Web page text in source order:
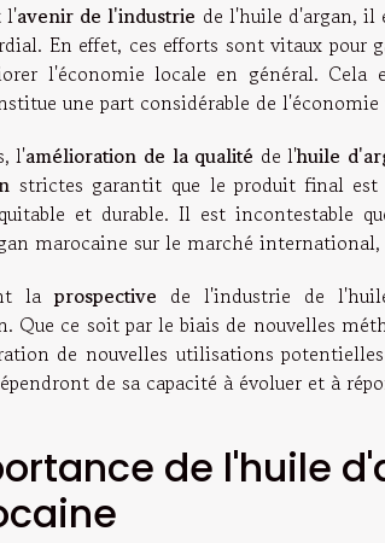
l'avenir de l'industrie de l'huile d'argan, il
En effet, ces efforts sont vitaux pour
l'économie locale en général.
une part considérable de
l'amélioration de la qualité de l'huile
strictes garantit que le produit final
et durable. Il est incontestable
marocaine sur le marché
laprospective de l'industrie de
Que ce soit par le biais de nouvelles
de nouvelles utilisations
de sa capacité à évoluer et à
de l'huile